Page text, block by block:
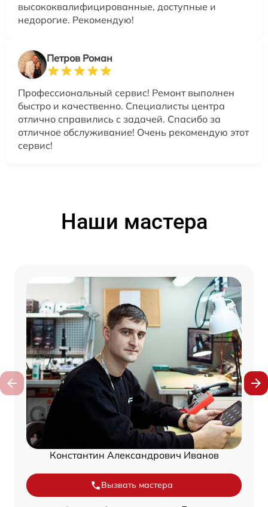
высококвалифицированные, доступные и
недорогие. Рекомендую!
Петров Роман
Профессиональный сервис! Ремонт выполнен
быстро и качественно. Специалисты центра
отлично справились с задачей. Спасибо за
отличное обслуживание! Очень рекомендую этот
сервис!
Наши мастера
Константин Александрович Иванов
Вызвать мастера